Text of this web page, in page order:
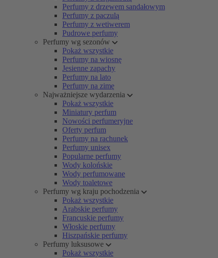
Perfumy z drzewem sandałowym
Perfumy z paczulą
Perfumy z wetiwerem
Pudrowe perfumy
Perfumy wg sezonów
Pokaż wszystkie
Perfumy na wiosnę
Jesienne zapachy
Perfumy na lato
Perfumy na zimę
Najważniejsze wydarzenia
Pokaż wszystkie
Miniatury perfum
Nowości perfumeryjne
Oferty perfum
Perfumy na rachunek
Perfumy unisex
Popularne perfumy
Wody kolońskie
Wody perfumowane
Wody toaletowe
Perfumy wg kraju pochodzenia
Pokaż wszystkie
Arabskie perfumy
Francuskie perfumy
Włoskie perfumy
Hiszpańskie perfumy
Perfumy luksusowe
Pokaż wszystkie